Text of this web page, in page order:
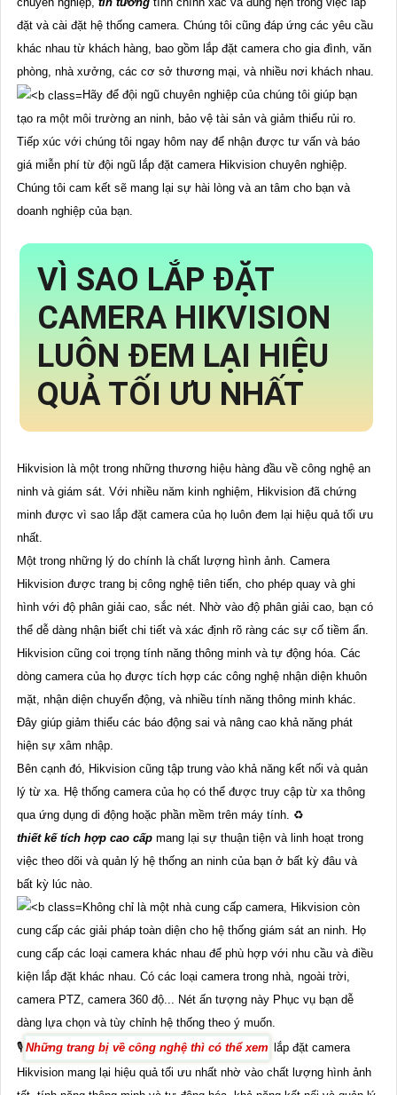
đặt và cài đặt hệ thống camera. Chúng tôi cũng đáp ứng các yêu cầu
khác nhau từ khách hàng, bao gồm lắp đặt camera cho gia đình, văn
phòng, nhà xưởng, các cơ sở thương mại, và nhiều nơi khách nhau.
Hãy để đội ngũ chuyên nghiệp của chúng tôi giúp bạn
tạo ra một môi trường an ninh, bảo vệ tài sản và giảm thiểu rủi ro.
Tiếp xúc với chúng tôi ngay hôm nay để nhận được tư vấn và báo
giá miễn phí từ đội ngũ lắp đặt camera Hikvision chuyên nghiệp.
Chúng tôi cam kết sẽ mang lại sự hài lòng và an tâm cho bạn và
doanh nghiệp của bạn.
VÌ SAO LẮP ĐẶT
CAMERA HIKVISION
LUÔN ĐEM LẠI HIỆU
QUẢ TỐI ƯU NHẤT
Hikvision là một trong những thương hiệu hàng đầu về công nghệ an
ninh và giám sát. Với nhiều năm kinh nghiệm, Hikvision đã chứng
minh được vì sao lắp đặt camera của họ luôn đem lại hiệu quả tối ưu
nhất.
Một trong những lý do chính là chất lượng hình ảnh. Camera
Hikvision được trang bị công nghệ tiên tiến, cho phép quay và ghi
hình với độ phân giải cao, sắc nét. Nhờ vào độ phân giải cao, bạn có
thể dễ dàng nhận biết chi tiết và xác định rõ ràng các sự cố tiềm ẩn.
Hikvision cũng coi trọng tính năng thông minh và tự động hóa. Các
dòng camera của họ được tích hợp các công nghệ nhận diện khuôn
mặt, nhận diện chuyển động, và nhiều tính năng thông minh khác.
Đây giúp giảm thiểu các báo động sai và nâng cao khả năng phát
hiện sự xâm nhập.
Bên cạnh đó, Hikvision cũng tập trung vào khả năng kết nối và quản
lý từ xa. Hệ thống camera của họ có thể được truy cập từ xa thông
qua ứng dụng di động hoặc phần mềm trên máy tính. ♻
thiết kế tích hợp cao cấp mang lại sự thuận tiện và linh hoạt trong
việc theo dõi và quản lý hệ thống an ninh của bạn ở bất kỳ đâu và
bất kỳ lúc nào.
Không chỉ là một nhà cung cấp camera, Hikvision còn
cung cấp các giải pháp toàn diện cho hệ thống giám sát an ninh. Họ
cung cấp các loại camera khác nhau để phù hợp với nhu cầu và điều
kiện lắp đặt khác nhau. Có các loại camera trong nhà, ngoài trời,
camera PTZ, camera 360 độ... Nét ấn tượng này Phục vụ bạn dễ
dàng lựa chọn và tùy chỉnh hệ thống theo ý muốn.
🎙 Những trang bị về công nghệ thì có thể xem
lắp đặt camera
Hikvision mang lại hiệu quả tối ưu nhất nhờ vào chất lượng hình ảnh